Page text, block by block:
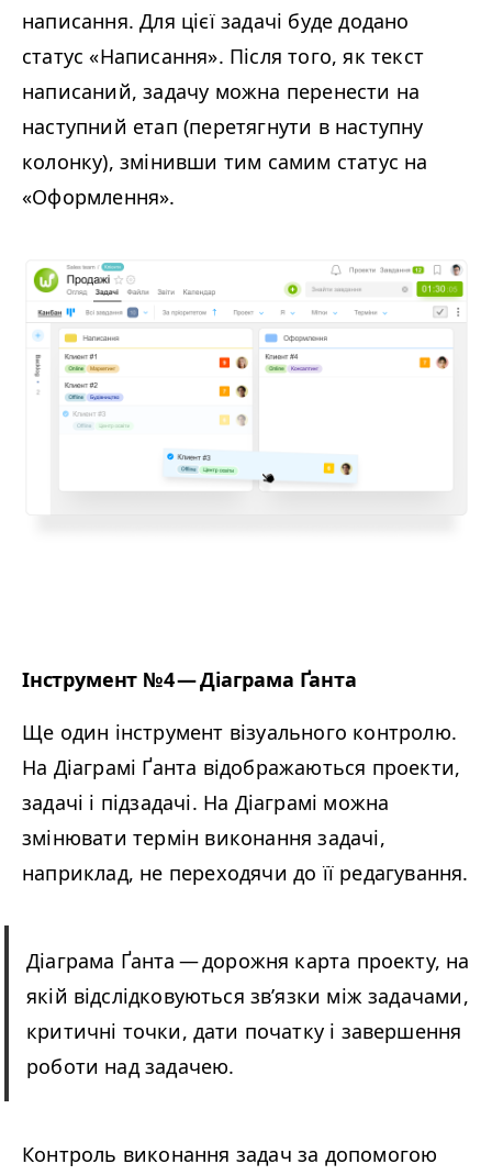
написання. Для цієї задачі буде додано
статус «Написання». Після того, як текст
написаний, задачу можна перенести на
наступний етап (перетягнути в наступну
колонку), змінивши тим самим статус на
«Оформлення».
Інструмент №4 — Діаграма Ґанта
Ще один інструмент візуального контролю.
На Діаграмі Ґанта відображаються проекти,
задачі і підзадачі. На Діаграмі можна
змінювати термін виконання задачі,
наприклад, не переходячи до її редагування.
Діаграма Ґанта — дорожня карта проекту, на
якій відслідковуються зв’язки між задачами,
критичні точки, дати початку і завершення
роботи над задачею.
Контроль виконання задач за допомогою